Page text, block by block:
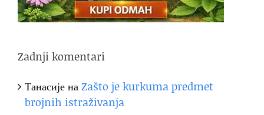
Zadnji komentari
ТанасијенаZašto je kurkuma predmet
brojnih istraživanja